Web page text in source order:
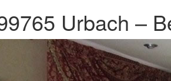
Urbach –